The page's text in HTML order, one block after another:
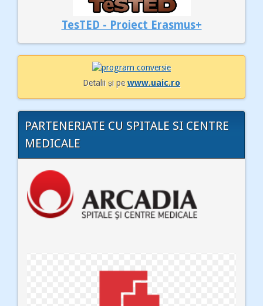
TesTED - Proiect Erasmus+
Detalii și pewww.uaic.ro
PARTENERIATE CU SPITALE SI CENTRE
MEDICALE